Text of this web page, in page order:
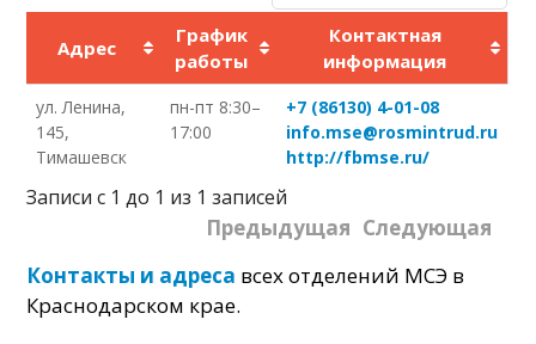
Адрес
График
работы
Контактная
информация
ул. Ленина,
145,
Тимашевск
пн-пт 8:30–
17:00
+7 (86130) 4-01-08
info.mse@rosmintrud.ru
http://fbmse.ru/
Записи с 1 до 1 из 1 записей
Предыдущая Следующая
Контакты и адреса всех отделений МСЭ в
Краснодарском крае.